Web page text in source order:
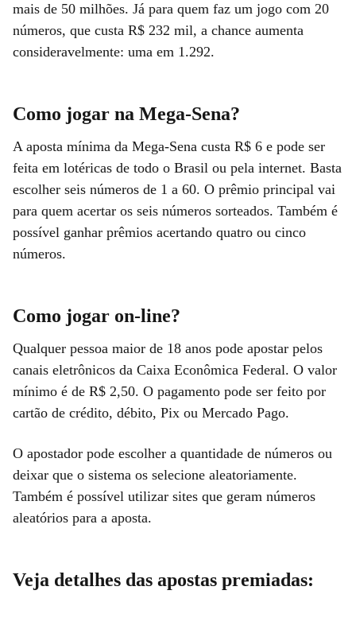
mais de 50 milhões. Já para quem faz um jogo com 20
números, que custa R$ 232 mil, a chance aumenta
consideravelmente: uma em 1.292.
Como jogar na Mega-Sena?
A aposta mínima da Mega-Sena custa R$ 6 e pode ser
feita em lotéricas de todo o Brasil ou pela internet. Basta
escolher seis números de 1 a 60. O prêmio principal vai
para quem acertar os seis números sorteados. Também é
possível ganhar prêmios acertando quatro ou cinco
números.
Como jogar on-line?
Qualquer pessoa maior de 18 anos pode apostar pelos
canais eletrônicos da Caixa Econômica Federal. O valor
mínimo é de R$ 2,50. O pagamento pode ser feito por
cartão de crédito, débito, Pix ou Mercado Pago.
O apostador pode escolher a quantidade de números ou
deixar que o sistema os selecione aleatoriamente.
Também é possível utilizar sites que geram números
aleatórios para a aposta.
Veja detalhes das apostas premiadas: